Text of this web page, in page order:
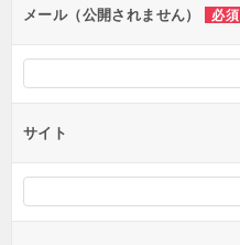
ンメール（公開されません） 必須
サイト